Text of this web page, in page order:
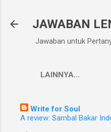
JAWABAN
Jawaban untuk
LAINNYA…
Write for Soul
A review: Sambal Bakar